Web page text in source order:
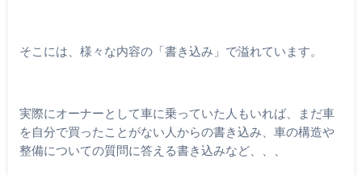
そこには、様々な内容の「書き込み」で溢れています。
実際にオーナーとして車に乗っていた人もいれば、まだ車
を自分で買ったことがない人からの書き込み、車の構造や
整備についての質問に答える書き込みなど、、、